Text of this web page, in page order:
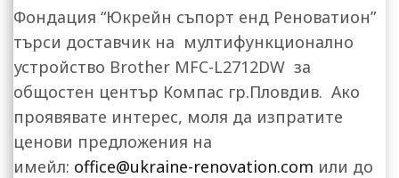
Фондация “Юкрейн съпорт енд Реноватион”
търси доставчик на мултифункционално
устройство Brother MFC-L2712DW за
общостен център Компас гр.Пловдив. Ако
проявявате интерес, моля да изпратите
ценови предложения на
имейл: office@ukraine-renovation.com или до